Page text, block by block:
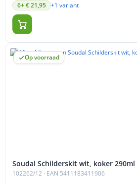
6+ € 21,95 +1 variant
Op voorraad
Soudal Schilderskit wit, koker 290ml
102262/12 · EAN 5411183411906